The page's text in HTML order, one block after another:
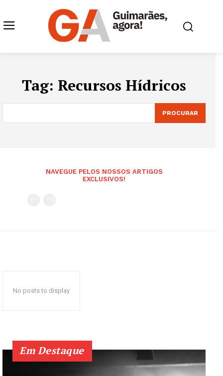
Tag: Recursos Hídricos
PROCURAR
NAVEGUE PELOS NOSSOS ARTIGOS
EXCLUSIVOS!
No posts to display
Em Destaque